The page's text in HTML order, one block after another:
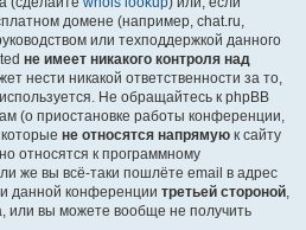
домене (например, chat.ru,
или техподдержкой данного
не имеет никакого контроля над
нести никакой ответственности за то,
Не обращайтесь к phpBB
(о приостановке работы конференции,
не относятся напрямую к сайту
относятся к программному
же вы всё-таки пошлёте email в адрес
данной конференции третьей стороной,
или вы можете вообще не получить